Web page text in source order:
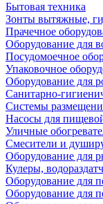
Бытовая техника
Зонты вытяжные,
Прачечное
Оборудование для
Посудомоечное
Упаковочное
Оборудование для
Санитарно-
Системы
Насосы для
Уличные
Смесители и
Оборудование для
Кулеры,
Оборудование для
Оборудование для